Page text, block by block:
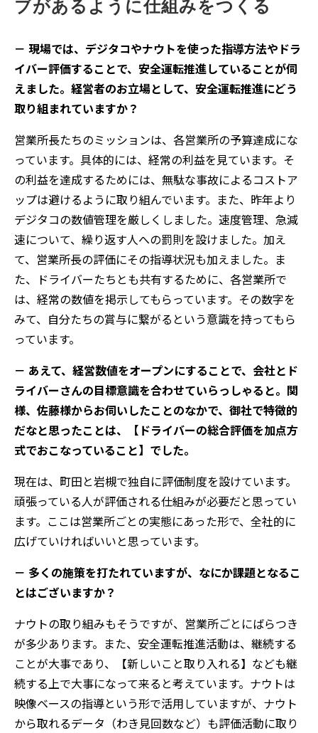
ブがあるように仕組みをつくる
－ 現場では、デジタコやナウトを使った指導方法やドラ
イバー評価することで、安全運転推進していることが伺
えました。経営者のお立場として、安全運転推進にどう
取り組まれていますか？
営業所長たちのミッションは、各営業所の予算達成にな
っています。具体的には、経常の利益を見ています。そ
の利益を達成するためには、無駄な事故によるコストア
ップは避けるように取り組んでいます。また、昨年より
デジタコの数値管理を厳しくしました。速度管理、急減
速について、繰り返す人への罰則を設けました。加え
て、営業所長の評価にその指導状況も加えました。ま
た、ドライバーたちとも共有するために、各営業所で
は、経常の数値を掲示してもらっています。その数字を
みて、自分たちの賞与に繋がるという意識を持ってもら
っています。
－ あえて、経営数値をオープンにすることで、会社とド
ライバーさんの目標意識を合わせていらっしゃると。関
様、佐藤様からお伺いしたことのなかで、御社で特徴的
だなと思ったことは、【ドライバーの総合評価を加点方
式でおこなっていること】でした。
現在は、町田と岩槻で独自に評価制度を設けています。
頑張っている人が評価される仕組みが必要だと思ってい
ます。ここは営業所ごとの実態にあった形で、全社的に
広げていければいいと思っています。
－ 多くの施策を打たれていますが、なにか課題となるこ
とはございますか？
ナウトの取り組みもそうですが、営業所ごとにばらつき
が多少あります。また、安全運転推進活動は、継続する
ことが大事であり、【新しいこと取り入れる】なども継
続する上で大事になって来ると考えています。ナウトは
映像ベースの指導という形で活用していますが、ナウト
から取れるデータ（わき見回数など）も評価活動に取り